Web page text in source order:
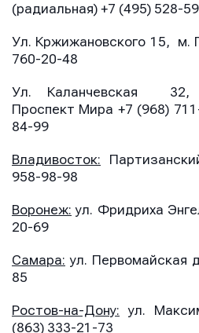
(радиальная) +7 (495) 528-
Ул. Кржижановского 15, м.
760-20-48
Ул. Каланчевская 32,
Проспект Мира +7 (968)
84-99
Владивосток:
958-98-98
Воронеж: ул. Фридриха
20-69
Самара: ул. Первомайская
85
Ростов-на-Дону: ул.
(863) 333-21-73
E-mail
E-mail
Имя
E-mail